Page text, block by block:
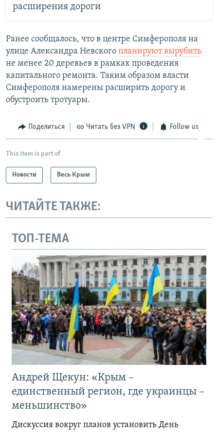
расширения дороги
Ранее сообщалось, что в центре Симферополя на
улице Александра Невского планируют вырубить
не менее 20 деревьев в рамках проведения
капитального ремонта. Таким образом власти
Симферополя намерены расширить дорогу и
обустроить тротуары.
Поделиться Читать без VPN Follow us
This item is part of
Новости Весь Крым
ЧИТАЙТЕ ТАКЖЕ:
ТОП-ТЕМА
Андрей Щекун: «Крым –
единственный регион, где украинцы –
меньшинство»
Дискуссия вокруг планов установить День